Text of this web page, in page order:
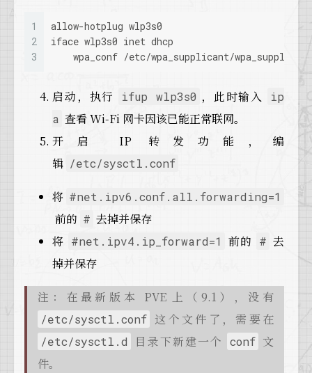
1
2
3
allow-hotplug wlp3s0
iface wlp3s0 inet dhcp
wpa_conf /etc/wpa_supplicant/
启动，执行 ifup wlp3s0 ，此时输入
ip
a 查看 Wi-Fi 网卡因该已能正常联网。
开启 IP 转发功能，编
辑 /etc/sysctl.conf
将 #net.ipv6.conf.all.forwarding=1
前的 # 去掉并保存
将 #net.ipv4.ip_forward=1 前的 # 去
掉并保存
注：在最新版本 PVE 上（9.1），没有
/etc/sysctl.conf 这个文件了，需要在
/etc/sysctl.d 目录下新建一个 conf 文
件。